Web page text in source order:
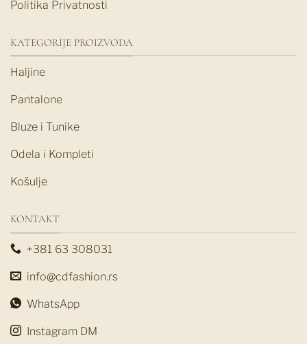
Politika Privatnosti
KATEGORIJE PROIZVODA
Haljine
Pantalone
Bluze i Tunike
Odela i Kompleti
Košulje
KONTAKT
+381 63 308031
info@cdfashion.rs
WhatsApp
Instagram DM